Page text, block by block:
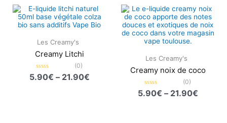
Les Creamy's
Creamy Litchi
Note
0
(0)
5.90€ – 21.90€
de
prix :
5.90€
à
21.90€
Les Creamy's
Creamy noix de coco
Note
0
(0)
5.90€ – 21.90€
de
prix :
5.90€
à